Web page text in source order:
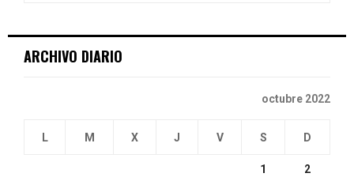
ARCHIVO DIARIO
octubre 2022
L M X J V S D
1 2